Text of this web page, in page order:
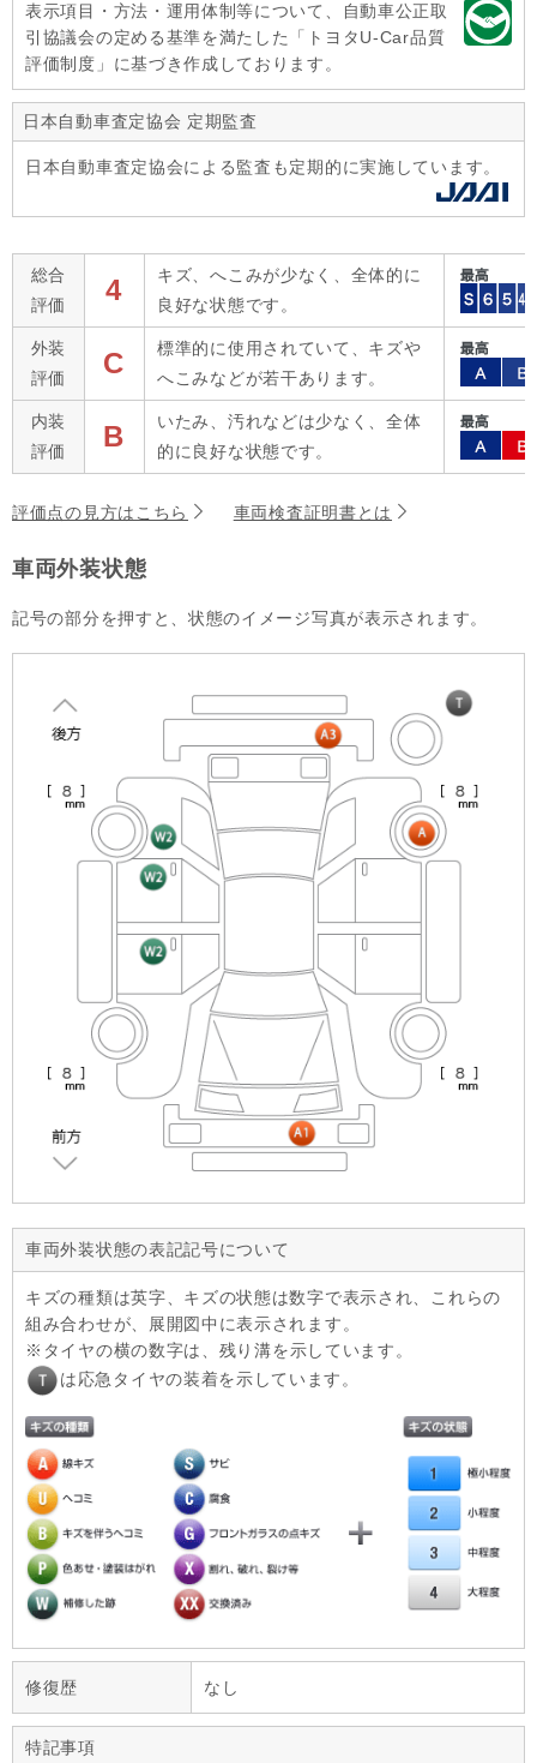
表示項目・方法・運用体制等について、自動車公正取
引協議会の定める基準を満たした「トヨタU-Car品質
評価制度」に基づき作成しております。
日本自動車査定協会 定期監査
日本自動車査定協会による監査も定期的に実施しています。
総合
評価
4
キズ、へこみが少なく、全体的に
良好な状態です。
外装
評価
C
標準的に使用されていて、キズや
へこみなどが若干あります。
内装
評価
B
いたみ、汚れなどは少なく、全体
的に良好な状態です。
評価点の見方はこちら 車両検査証明書とは
車両外装状態
記号の部分を押すと、状態のイメージ写真が表示されます。
車両外装状態の表記記号について
キズの種類は英字、キズの状態は数字で表示され、これらの
組み合わせが、展開図中に表示されます。
タイヤの横の数字は、残り溝を示しています。
は応急タイヤの装着を示しています。
修復歴 なし
特記事項